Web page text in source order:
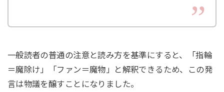
一般読者の普通の注意と読み方を基準にすると、「指輪
＝魔除け」「ファン＝魔物」と解釈できるため、この発
言は物議を醸すことになりました。